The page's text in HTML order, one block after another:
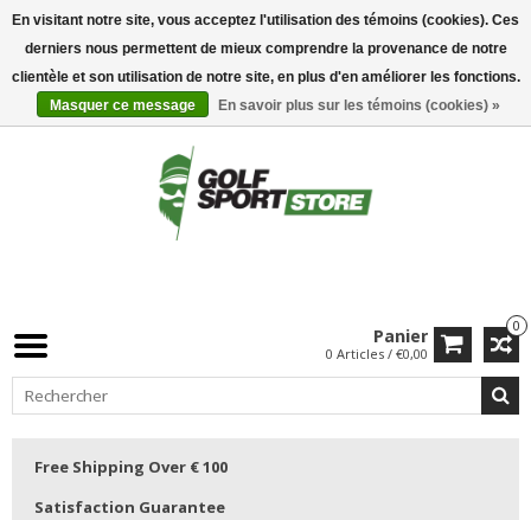
0
Panier
0 Articles / €0,00
Free Shipping Over € 100
Satisfaction Guarantee
En visitant notre site, vous acceptez l'utilisation des témoins (cookies). Ces
derniers nous permettent de mieux comprendre la provenance de notre
clientèle et son utilisation de notre site, en plus d'en améliorer les fonctions.
Masquer ce message
En savoir plus sur les témoins (cookies) »